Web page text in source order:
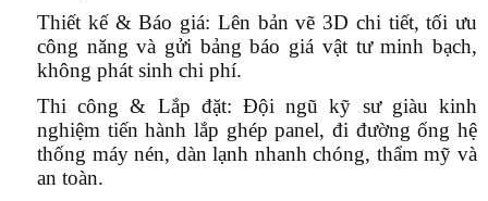
Thiết kế & Báo giá: Lên bản vẽ 3D chi tiết, tối ưu
công năng và gửi bảng báo giá vật tư minh bạch,
không phát sinh chi phí.
Thi công & Lắp đặt: Đội ngũ kỹ sư giàu kinh
nghiệm tiến hành lắp ghép panel, đi đường ống hệ
thống máy nén, dàn lạnh nhanh chóng, thẩm mỹ và
an toàn.